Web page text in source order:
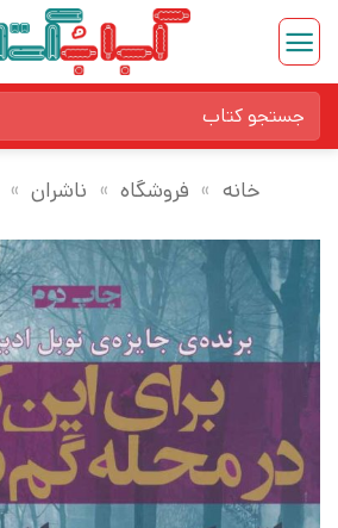
Skip
content
برای:
خانه » فروشگاه » ناشران »